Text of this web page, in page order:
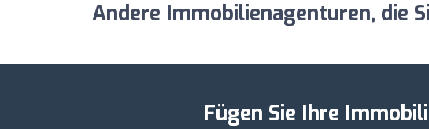
Andere Immobilienagenturen, die
Fügen Sie Ihre